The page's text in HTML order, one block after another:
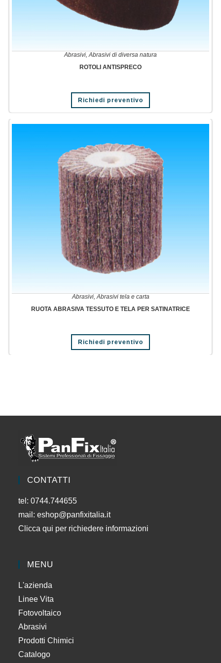
Abrasivi Abrasivi di diversa natura
ROTOLI ANTISPRECO
Richiedi preventivo
Abrasivi,Abrasivi tela e carta
RUOTA ABRASIVA TESSUTO E TELA PER SATINATRICE
Richiedi preventivo
CONTATTI
tel: 0744.744655
mail:eshop@panfixitalia.it
Clicca qui per richiedere informazioni
MENU
L'azienda
Linee Vita
Fotovoltaico
Abrasivi
Prodotti Chimici
Catalogo